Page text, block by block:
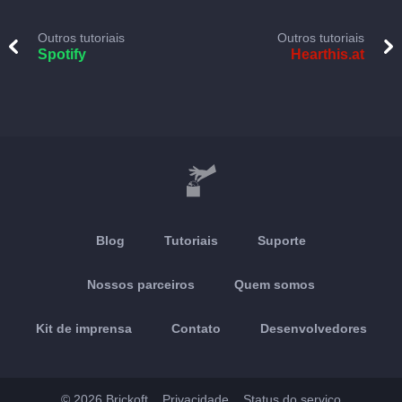
Outros tutoriais
Spotify
Outros tutoriais
Hearthis.at
Blog Tutoriais Suporte
Nossos parceiros Quem somos
Kit de imprensa Contato Desenvolvedores